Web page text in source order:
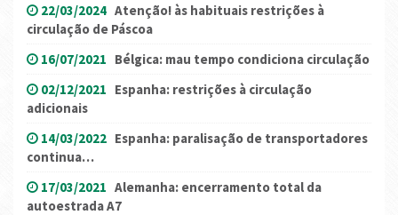
22/03/2024 Atenção! às habituais restrições à
circulação de Páscoa
16/07/2021 Bélgica: mau tempo condiciona circulação
02/12/2021 Espanha: restrições à circulação
adicionais
14/03/2022 Espanha: paralisação de transportadores
continua…
17/03/2021 Alemanha: encerramento total da
autoestrada A7